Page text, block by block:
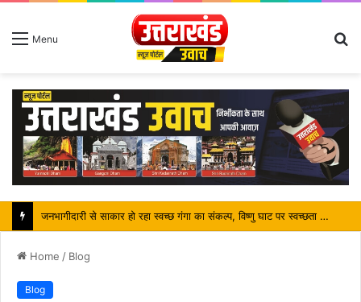
Menu
जनभागीदारी से साकार हो रहा स्वच्छ गंगा का संकल्प, विष्णु घाट पर स्वच्छता अभियान बना कांवड़ यात्रियों के लिए प्रेरणा
Home / Blog
Blog